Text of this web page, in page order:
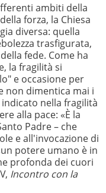
ambiti della
forza, la Chiesa
diversa: quella
trasfigurata,
fede. Come ha
la fragilità si
e occasione per
non dimentica mai i
nella fragilità
alla pace: «È la
Padre – che
e all'invocazione di
potere umano è in
profonda dei cuori
Incontro con la